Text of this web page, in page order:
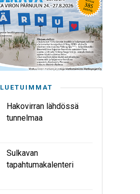
LUETUIMMAT
Hakovirran lähdössä
tunnelmaa
Sulkavan
tapahtumakalenteri